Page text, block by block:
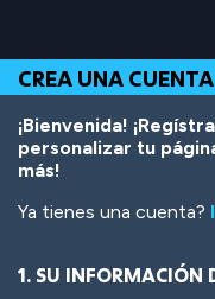
Top
of
Page
Navigation
Main
Content
Footer
contenido
principal
CREA UNA
¡Bienvenida!
personalizar tu
más!
Ya tienes una cuenta?
1. SU INFORMACIÓN